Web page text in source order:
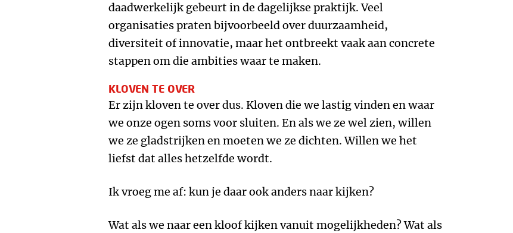
daadwerkelijk gebeurt in de dagelijkse praktijk. Veel
organisaties praten bijvoorbeeld over duurzaamheid,
diversiteit of innovatie, maar het ontbreekt vaak aan concrete
stappen om die ambities waar te maken.
KLOVEN TE OVER
Er zijn kloven te over dus. Kloven die we lastig vinden en waar
we onze ogen soms voor sluiten. En als we ze wel zien, willen
we ze gladstrijken en moeten we ze dichten. Willen we het
liefst dat alles hetzelfde wordt.
Ik vroeg me af: kun je daar ook anders naar kijken?
Wat als we naar een kloof kijken vanuit mogelijkheden? Wat als